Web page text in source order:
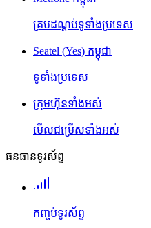
គ្របដណ្តប់ទូទាំងប្រទេស
Seatel (Yes) កម្ពុជា
ទូទាំងប្រទេស
ក្រុមហ៊ុនទាំងអស់
មើលជម្រើសទាំងអស់
ធនធានទូរស័ព្ទ
កញ្ចប់ទូរស័ព្ទ